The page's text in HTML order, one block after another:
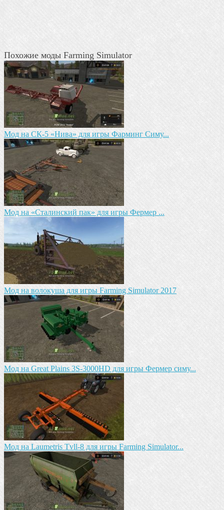
Похожие моды Farming Simulator
Mод на СК-5 «Нива» для игры Фарминг Симу...
Мод на «Сталинский пак» для игры Фермер ...
Мод на волокуша для игры Farming Simulator 2017
Мод на Great Plains 3S-3000HD для игры Фермер симу...
Мод на Laumetris Tvll-8 для игры Farming Simulator...